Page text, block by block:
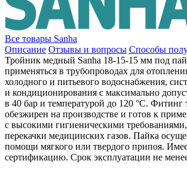
Все товары Sanha
Описание Отзывы и вопросы Способы
Тройник медный Sanha 18-15-15 мм под
применяться в трубопроводах для
холодного и питьевого водоснабжения,
и кондиционирования с максимально
в 40 бар и температурой до 120 °C. Фитинг
обезжирен на производстве и готов к
с высокими гигиеническими
перекачки медицинских газов. Пайка
помощи мягкого или твердого припоя.
сертификацию. Срок эксплуатации не